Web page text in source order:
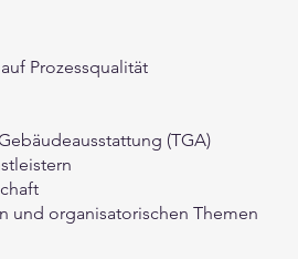
Prozessqualität
(TGA)
und organisatorischen Themen